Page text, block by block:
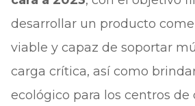
desarrollar un producto
viable y capaz de soportar
carga crítica, así como
ecológico para los centros de